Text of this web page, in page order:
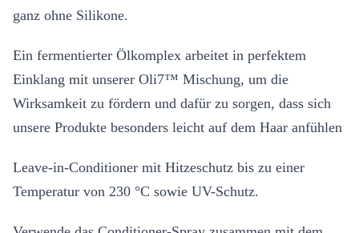
ganz ohne Silikone.
Ein fermentierter Ölkomplex arbeitet in perfektem
Einklang mit unserer Oli7™ Mischung, um die
Wirksamkeit zu fördern und dafür zu sorgen, dass sich
unsere Produkte besonders leicht auf dem Haar anfühlen
Leave-in-Conditioner mit Hitzeschutz bis zu einer
Temperatur von 230 °C sowie UV-Schutz.